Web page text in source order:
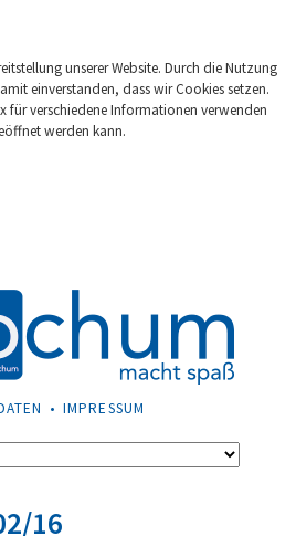
unserer Website. Durch die Nutzung
einverstanden, dass wir Cookies setzen.
für verschiedene Informationen verwenden
werden kann.
IMPRESSUM
16